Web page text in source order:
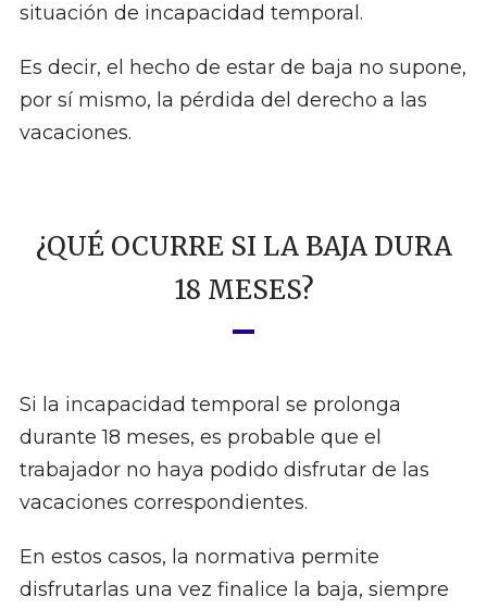
situación de incapacidad temporal.
Es decir, el hecho de estar de baja no supone,
por sí mismo, la pérdida del derecho a las
vacaciones.
¿QUÉ OCURRE SI LA BAJA DURA
18 MESES?
Si la incapacidad temporal se prolonga
durante 18 meses, es probable que el
trabajador no haya podido disfrutar de las
vacaciones correspondientes.
En estos casos, la normativa permite
disfrutarlas una vez finalice la baja, siempre